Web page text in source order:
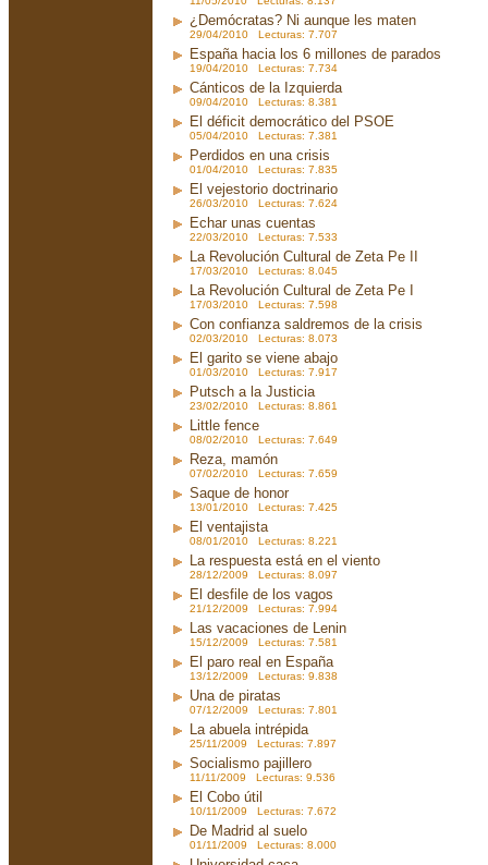
¿Demócratas? Ni aunque les maten
29/04/2010 Lecturas: 7.707
España hacia los 6 millones de parados
19/04/2010 Lecturas: 7.734
Cánticos de la Izquierda
09/04/2010 Lecturas: 8.381
El déficit democrático del PSOE
05/04/2010 Lecturas: 7.381
Perdidos en una crisis
01/04/2010 Lecturas: 7.835
El vejestorio doctrinario
26/03/2010 Lecturas: 7.624
Echar unas cuentas
22/03/2010 Lecturas: 7.533
La Revolución Cultural de Zeta Pe II
17/03/2010 Lecturas: 8.045
La Revolución Cultural de Zeta Pe I
17/03/2010 Lecturas: 7.598
Con confianza saldremos de la crisis
02/03/2010 Lecturas: 8.073
El garito se viene abajo
01/03/2010 Lecturas: 7.917
Putsch a la Justicia
23/02/2010 Lecturas: 8.861
Little fence
08/02/2010 Lecturas: 7.649
Reza, mamón
07/02/2010 Lecturas: 7.659
Saque de honor
13/01/2010 Lecturas: 7.425
El ventajista
08/01/2010 Lecturas: 8.221
La respuesta está en el viento
28/12/2009 Lecturas: 8.097
El desfile de los vagos
21/12/2009 Lecturas: 7.994
Las vacaciones de Lenin
15/12/2009 Lecturas: 7.581
El paro real en España
13/12/2009 Lecturas: 9.838
Una de piratas
07/12/2009 Lecturas: 7.801
La abuela intrépida
25/11/2009 Lecturas: 7.897
Socialismo pajillero
11/11/2009 Lecturas: 9.536
El Cobo útil
10/11/2009 Lecturas: 7.672
De Madrid al suelo
01/11/2009 Lecturas: 8.000